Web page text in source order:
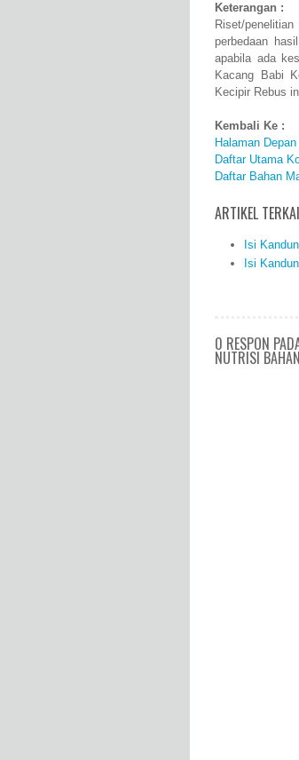
Keterangan :
Riset/
perbedaan
apabila ada
Kacang Babi
Kecipir Rebus
Kembali Ke :
Halaman Depan
Daftar Utama
Daftar Bahan
ARTIKEL
Isi
Isi
0 RESPON
NUTRISI